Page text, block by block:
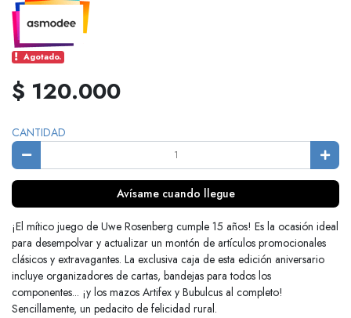
Agotado.
$ 120.000
CANTIDAD
Avísame cuando llegue
¡El mítico juego de Uwe Rosenberg cumple 15 años! Es la ocasión ideal
para desempolvar y actualizar un montón de artículos promocionales
clásicos y extravagantes. La exclusiva caja de esta edición aniversario
incluye organizadores de cartas, bandejas para todos los
componentes... ¡y los mazos Artifex y Bubulcus al completo!
Sencillamente, un pedacito de felicidad rural.